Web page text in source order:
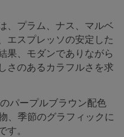
、プラム、ナス、マルベ
エスプレッソの安定した
果、モダンでありながら
さのあるカラフルさを求
パープルブラウン配色
、季節のグラフィックに
す。